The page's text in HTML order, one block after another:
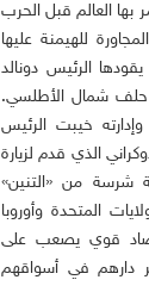
العالم قبل الحرب
الدول المجاورة للهيمنة عليها
الرئيس دونالد
حلف شمال الأطلسي.
خيبت الرئيس
الذي قدم لزيارة
شرسة من «التنين»
المتحدة وأوروبا
قوي يصعب على
دارهم في أسواقهم